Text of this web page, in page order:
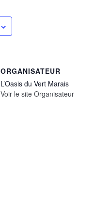
ORGANISATEUR
L’Oasis du Vert Marais
Voir le site Organisateur